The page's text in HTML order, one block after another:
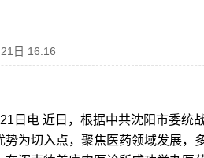
日 16:16
电 近日，根据中共沈阳市委统战
势为切入点，聚焦医药领域发展，